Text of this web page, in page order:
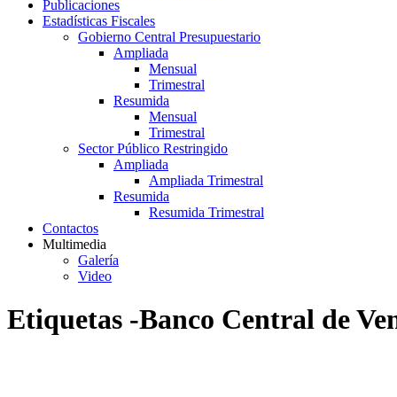
Publicaciones
Estadísticas Fiscales
Gobierno Central Presupuestario
Ampliada
Mensual
Trimestral
Resumida
Mensual
Trimestral
Sector Público Restringido
Ampliada
Ampliada Trimestral
Resumida
Resumida Trimestral
Contactos
Multimedia
Galería
Video
Etiquetas -Banco Central de